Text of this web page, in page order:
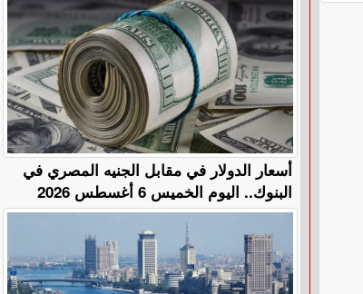
أسعار الدولار في مقابل الجنيه المصري في
البنوك.. اليوم الخميس 6 أغسطس 2026